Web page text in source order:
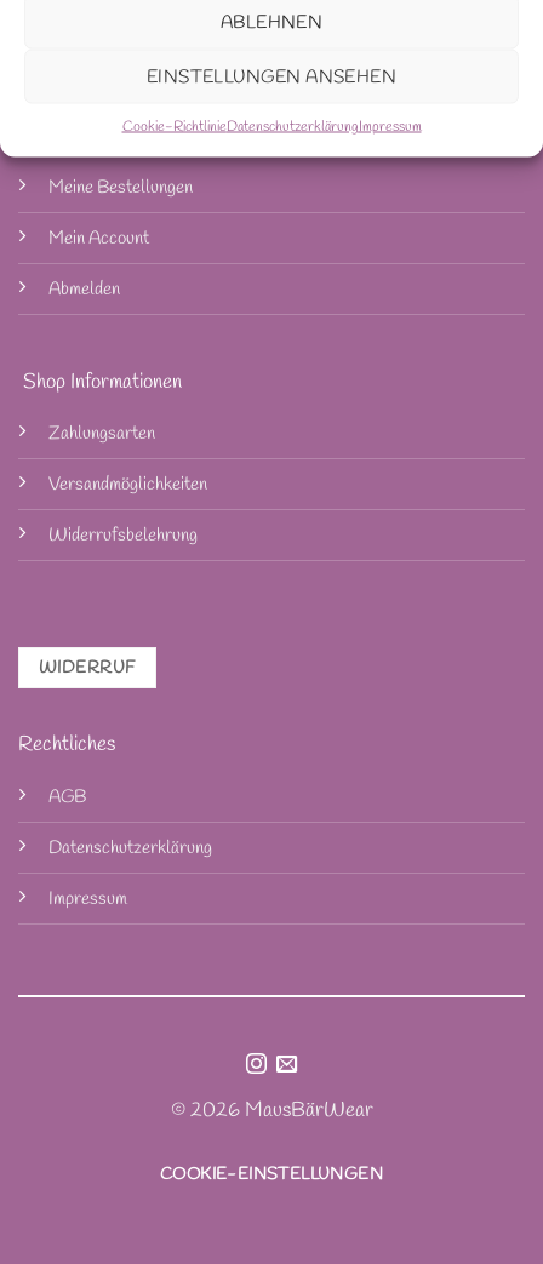
ABLEHNEN
EINSTELLUNGEN ANSEHEN
Cookie-RichtlinieDatenschutzerklärungImpressum
Mein Account
Meine Bestellungen
Mein Account
Abmelden
Shop Informationen
Zahlungsarten
Versandmöglichkeiten
Widerrufsbelehrung
WIDERRUF
Rechtliches
AGB
Datenschutzerklärung
Impressum
© 2026 MausBärWear
COOKIE-EINSTELLUNGEN